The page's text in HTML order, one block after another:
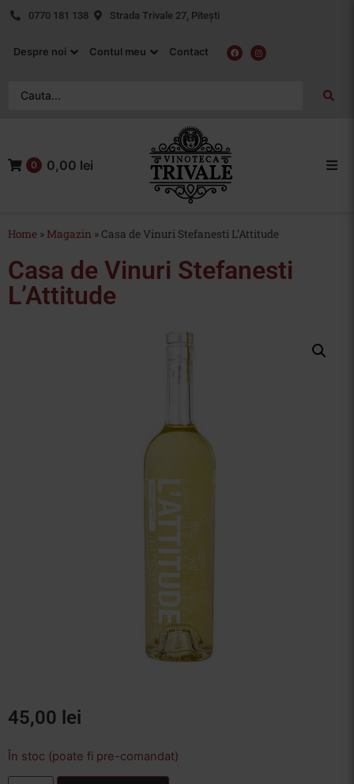
0770 181 138 Strada Trivale 27, Pitești
Despre noi Contul meu Contact
Vin Alb
0 0,00 lei
Home » Magazin » Casa de Vinuri Stefanesti L’Attitude
Casa de Vinuri Stefanesti
L’Attitude
45,00 lei
În stoc (poate fi pre-comandat)